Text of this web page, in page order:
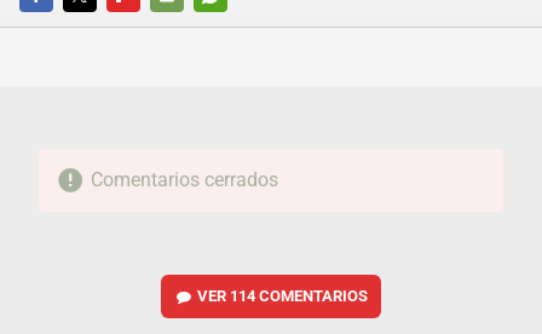
FACEBOOKTWITTERFLIPBOARD
E-
WHATSAPP
Comentarios cerrados
VER 114 COMENTARIOS